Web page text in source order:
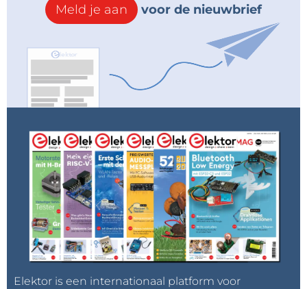
Meld je aan voor de nieuwbrief
Elektor is een internationaal platform voor